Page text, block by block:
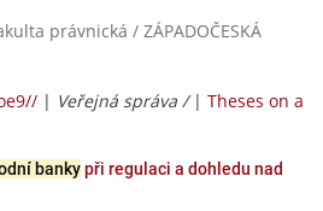
právnická / ZÁPADOČESKÁ
| Veřejná správa / | Theses on a
bankypři regulaci a dohledu nad